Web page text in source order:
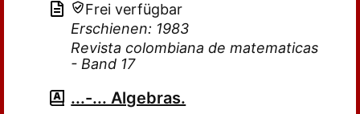
Frei verfügbar
Erschienen: 1983
Revista colombiana de matematicas
- Band 17
...-... Algebras.